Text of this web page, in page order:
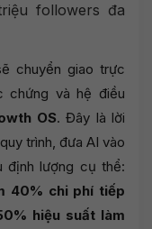
followers đa
chuyển giao trực
chứng và hệ điều
OS. Đây là lời
trình, đưa AI vào
định lượng cụ thể:
40% chi phí tiếp
hiệu suất làm